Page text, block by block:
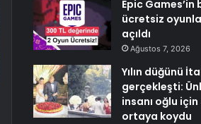
Epic
ücretsiz
açıldı
Ağustos 7, 2026
Yılın düğünü
gerçekleşti:
insanı oğlu
ortaya koydu